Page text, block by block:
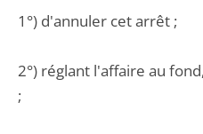
1°) d'annuler cet arrêt ;
2°) réglant l'affaire au
;